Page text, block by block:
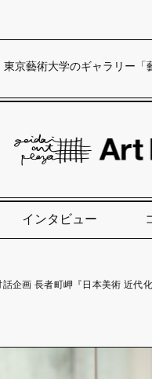
東京藝術大学のギャラリー「
インタビュー
企画 長者町岬『日本美術 近代化